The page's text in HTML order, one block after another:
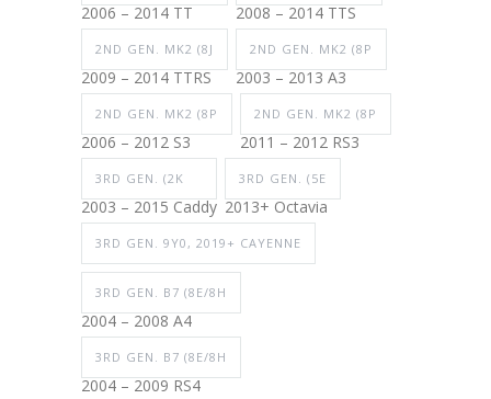
2006 – 2014 TT 2008 – 2014 TTS
2ND GEN. MK2 (8J
2009 – 2014 TTRS
2ND GEN. MK2 (8P
2003 – 2013 A3
2ND GEN. MK2 (8P
2006 – 2012 S3
2ND GEN. MK2 (8P
2011 – 2012 RS3
3RD GEN. (2K
2003 – 2015 Caddy
3RD GEN. (5E
2013+ Octavia
3RD GEN. 9Y0, 2019+ CAYENNE
3RD GEN. B7 (8E/8H
2004 – 2008 A4
3RD GEN. B7 (8E/8H
2004 – 2009 RS4